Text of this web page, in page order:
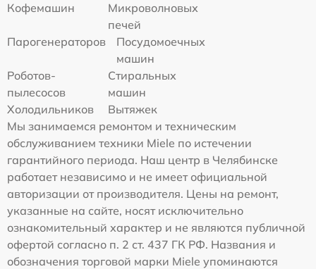
Кофемашин
Микроволновых
печей
Парогенераторов
Посудомоечных
машин
Роботов-
пылесосов
Стиральных
машин
Холодильников
Вытяжек
Мы занимаемся ремонтом и техническим
обслуживанием техники Miele по истечении
гарантийного периода. Наш центр в Челябинске
работает независимо и не имеет официальной
авторизации от производителя. Цены на ремонт,
указанные на сайте, носят исключительно
ознакомительный характер и не являются публичной
офертой согласно п. 2 ст. 437 ГК РФ. Названия и
обозначения торговой марки Miele упоминаются